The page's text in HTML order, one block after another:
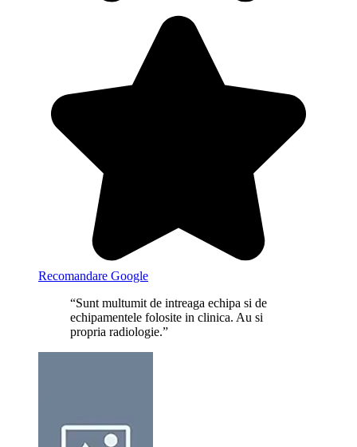
Recomandare Google
“Sunt multumit de intreaga echipa si de
echipamentele folosite in clinica. Au si
propria radiologie.”